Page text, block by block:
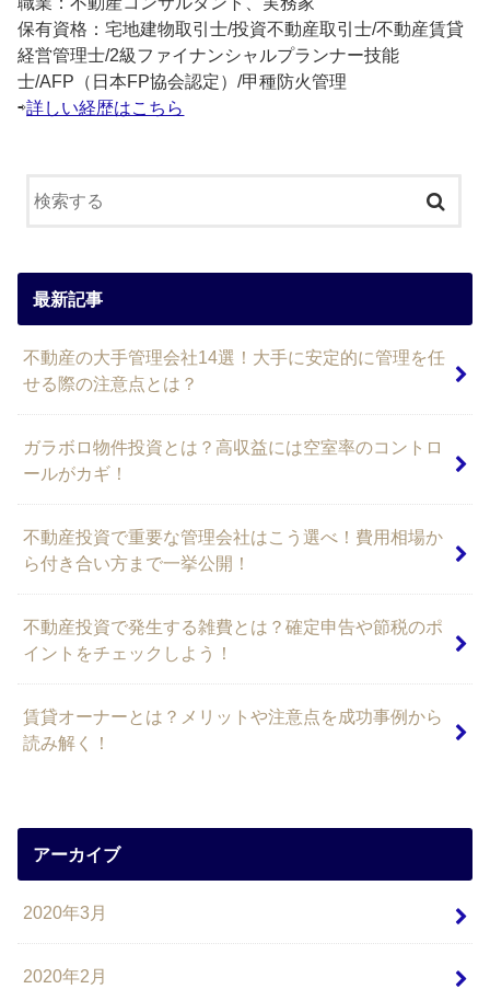
保有資格：宅地建物取引士/投資不動産取引士/不動産賃貸
経営管理士/2級ファイナンシャルプランナー技能
士/AFP（日本FP協会認定）/甲種防火管理
⇨詳しい経歴はこちら
最新記事
不動産の大手管理会社14選！大手に安定的に管理を任
せる際の注意点とは？
ガラボロ物件投資とは？高収益には空室率のコントロ
ールがカギ！
不動産投資で重要な管理会社はこう選べ！費用相場か
ら付き合い方まで一挙公開！
不動産投資で発生する雑費とは？確定申告や節税のポ
イントをチェックしよう！
賃貸オーナーとは？メリットや注意点を成功事例から
読み解く！
アーカイブ
2020年3月
2020年2月